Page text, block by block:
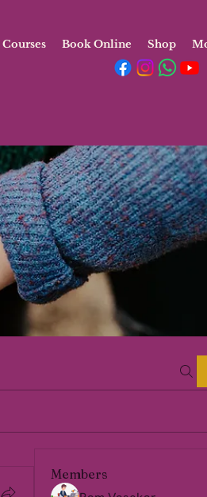
Courses Book Online Shop
Members